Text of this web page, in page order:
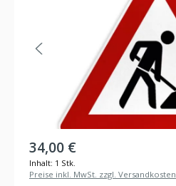
34,00 €
Inhalt: 1 Stk.
Preise inkl. MwSt. zzgl. Versandkosten